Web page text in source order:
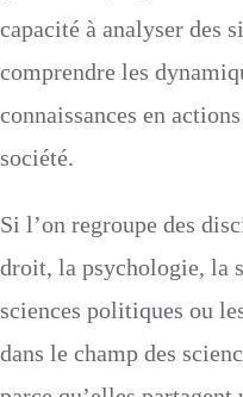
capacité à analyser des
comprendre les
connaissances en
société.
Si l’on regroupe des
droit, la psychologie, la
sciences politiques ou
dans le champ des